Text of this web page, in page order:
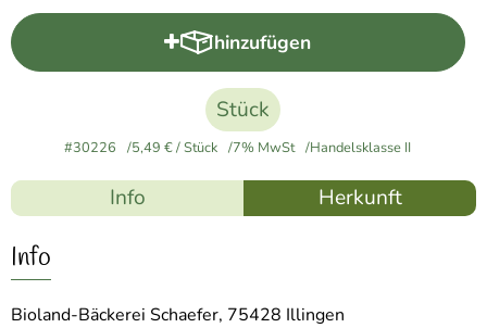
Lieferservice
hinzufügen
Produkt zum Warenkorb
Stück
#30226 5,49 €/ Stück 7% MwSt Handelsklasse II
Info Herkunft
Info
Bioland-Bäckerei Schaefer, 75428 Illingen